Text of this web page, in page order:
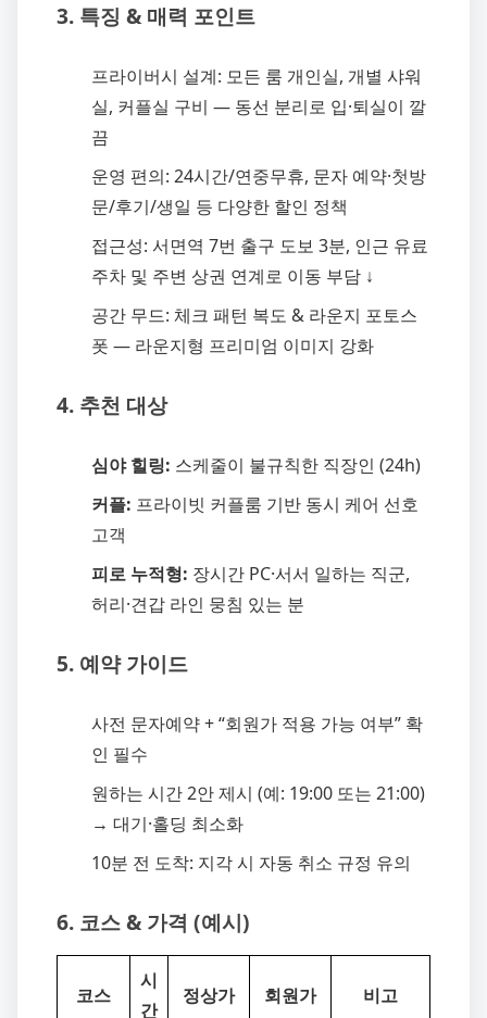
3. 특징 & 매력 포인트
프라이버시 설계: 모든 룸 개인실, 개별 샤워
실, 커플실 구비 — 동선 분리로 입·퇴실이 깔
끔
운영 편의: 24시간/연중무휴, 문자 예약·첫방
문/후기/생일 등 다양한 할인 정책
접근성: 서면역 7번 출구 도보 3분, 인근 유료
주차 및 주변 상권 연계로 이동 부담 ↓
공간 무드: 체크 패턴 복도 & 라운지 포토스
폿 — 라운지형 프리미엄 이미지 강화
4. 추천 대상
심야 힐링: 스케줄이 불규칙한 직장인 (24h)
커플: 프라이빗 커플룸 기반 동시 케어 선호
고객
피로 누적형: 장시간 PC·서서 일하는 직군,
허리·견갑 라인 뭉침 있는 분
5. 예약 가이드
사전 문자예약 + “회원가 적용 가능 여부” 확
인 필수
원하는 시간 2안 제시 (예: 19:00 또는 21:00)
→ 대기·홀딩 최소화
10분 전 도착: 지각 시 자동 취소 규정 유의
6. 코스 & 가격 (예시)
코스
시
간
정상가 회원가 비고